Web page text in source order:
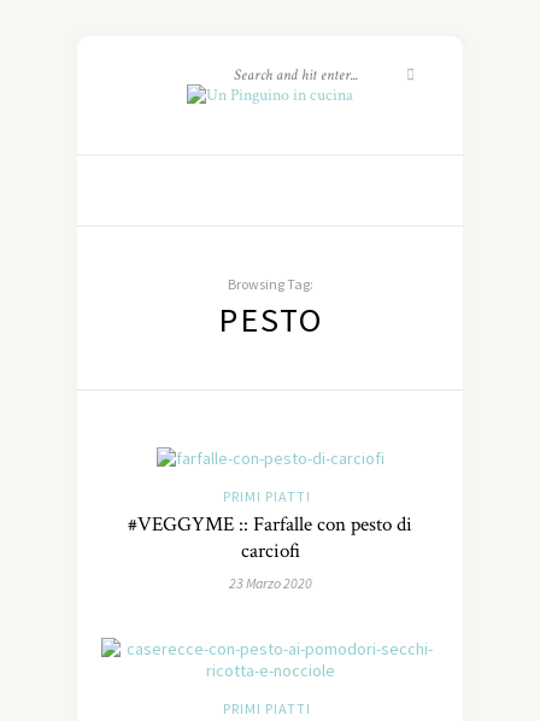
Browsing Tag:
PESTO
PRIMI PIATTI
#VEGGYME :: Farfalle con pesto di
carciofi
23 Marzo 2020
PRIMI PIATTI